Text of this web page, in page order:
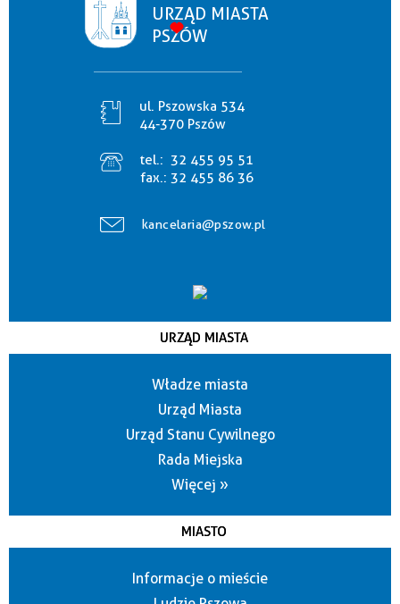
URZĄD MIASTA
PSZÓW
ul. Pszowska 534
44-370 Pszów
tel.: 32 455 95 51
fax.: 32 455 86 36
kancelaria@pszow.pl
URZĄD MIASTA
Władze miasta
Urząd Miasta
Urząd Stanu Cywilnego
Rada Miejska
Więcej »
MIASTO
Informacje o mieście